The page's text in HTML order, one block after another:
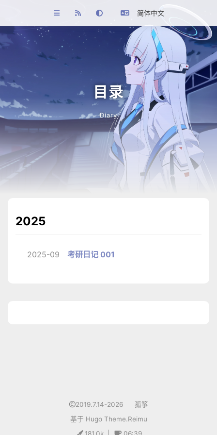
简体中文
目录
Diary
2025
2025-09 考研日记 001
2019.7.14-2026
孤筝
基于 HugoTheme.Reimu